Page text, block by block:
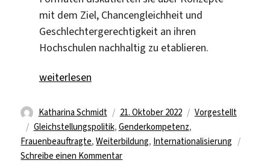
mit dem Ziel, Chancengleichheit und
Geschlechtergerechtigkeit an ihren
Hochschulen nachhaltig zu etablieren.
„Gleichstellung international voranbringen“
weiterlesen
Autor
Katharina Schmidt
Veröffentlicht
am
21. Oktober 2022 Kategorien
Vorgestellt
Schlagwörter
Gleichstellungspolitik, Genderkompetenz,
Frauenbeauftragte,Weiterbildung, Internationalisierung
Schreibe einen Kommentarzu